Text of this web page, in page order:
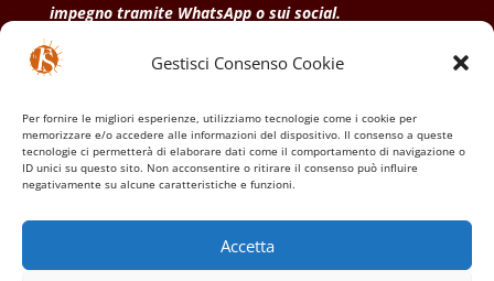
Gestisci Consenso Cookie
Per fornire le migliori esperienze, utilizziamo tecnologie come i cookie per
memorizzare e/o accedere alle informazioni del dispositivo. Il consenso a queste
tecnologie ci permetterà di elaborare dati come il comportamento di navigazione o
ID unici su questo sito. Non acconsentire o ritirare il consenso può influire
negativamente su alcune caratteristiche e funzioni.
Accetta
impegno tramite WhatsApp o sui social.
• Condizioni generali di vendita